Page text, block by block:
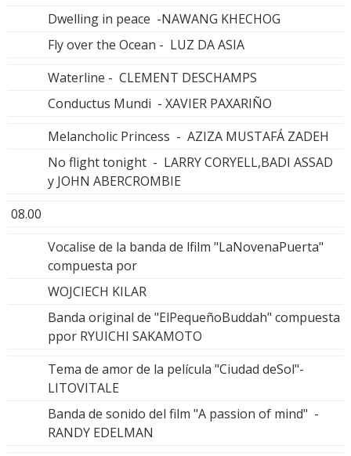
Dwelling in peace -NAWANG KHECHOG
Fly over the Ocean - LUZ DA ASIA
Waterline - CLEMENT DESCHAMPS
Conductus Mundi - XAVIER PAXARIÑO
Melancholic Princess - AZIZA MUSTAFÁ ZADEH
No flight tonight - LARRY CORYELL,BADI ASSAD
y JOHN ABERCROMBIE
08.00
Vocalise de la banda de lfilm "LaNovenaPuerta"
compuesta por
WOJCIECH KILAR
Banda original de "ElPequeñoBuddah" compuesta
ppor RYUICHI SAKAMOTO
Tema de amor de la película "Ciudad deSol"-
LITOVITALE
Banda de sonido del film "A passion of mind" -
RANDY EDELMAN